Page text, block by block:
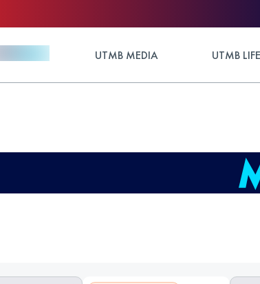
UTMB MEDIA UTMB LIFE